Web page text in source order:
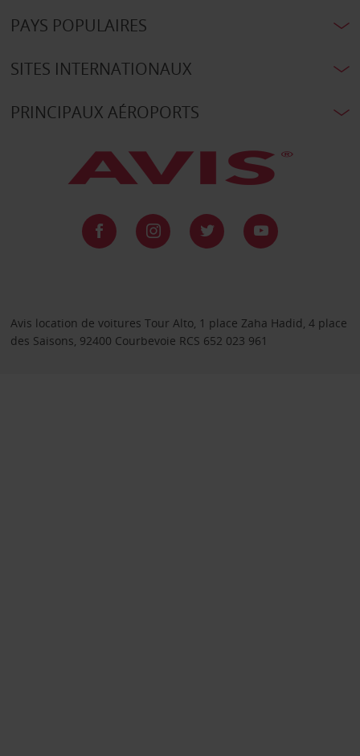
PAYS POPULAIRES
SITES INTERNATIONAUX
PRINCIPAUX AÉROPORTS
Avis location de voitures Tour Alto, 1 place Zaha Hadid, 4 place
des Saisons, 92400 Courbevoie RCS 652 023 961